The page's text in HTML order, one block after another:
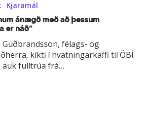
Kjaramál
ánægð með að þessum
er náð“
félags- og
kíkti í hvatningarkaffi til ÖBÍ
auk fulltrúa frá…